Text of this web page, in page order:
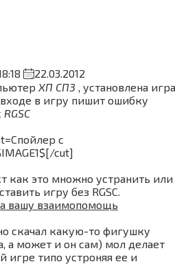
22.03.2012
ХП СП3 , установлена игра
в игру пишит ошибку
RGSC
с
cut]
как это множно устранить или
игру без RGSC.
вашу взаимопомощь
скачал какую-то фигушку
а может и он сам) мол делает
игре типо устроняя ее и